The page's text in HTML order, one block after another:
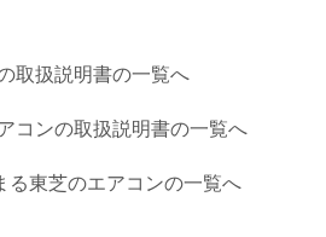
取扱説明書の一覧へ
コンの取扱説明書の一覧へ
る東芝のエアコンの一覧へ